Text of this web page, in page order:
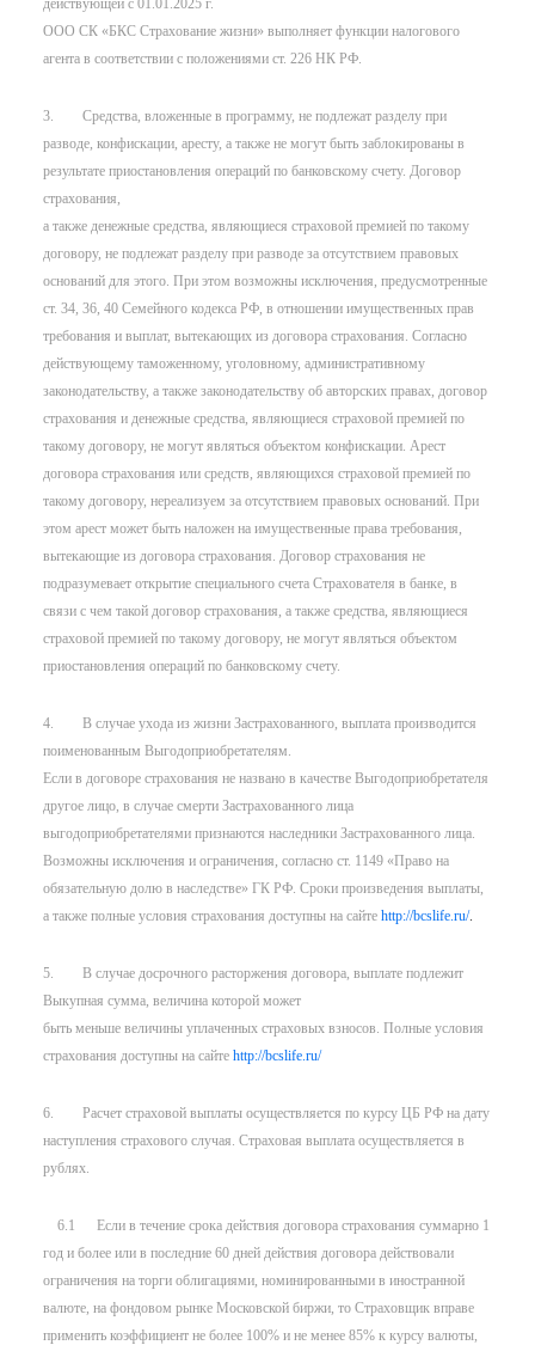
действующей с 01.01.2025 г.
ООО СК «БКС Страхование жизни» выполняет функции налогового
агента в соответствии с положениями ст. 226 НК РФ.
3. Средства, вложенные в программу, не подлежат разделу при
разводе, конфискации, аресту, а также не могут быть заблокированы в
результате приостановления операций по банковскому счету. Договор
страхования,
а также денежные средства, являющиеся страховой премией по такому
договору, не подлежат разделу при разводе за отсутствием правовых
оснований для этого. При этом возможны исключения, предусмотренные
ст. 34, 36, 40 Семейного кодекса РФ, в отношении имущественных прав
требования и выплат, вытекающих из договора страхования. Согласно
действующему таможенному, уголовному, административному
законодательству, а также законодательству об авторских правах, договор
страхования и денежные средства, являющиеся страховой премией по
такому договору, не могут являться объектом конфискации. Арест
договора страхования или средств, являющихся страховой премией по
такому договору, нереализуем за отсутствием правовых оснований. При
этом арест может быть наложен на имущественные права требования,
вытекающие из договора страхования. Договор страхования не
подразумевает открытие специального счета Страхователя в банке, в
связи с чем такой договор страхования, а также средства, являющиеся
страховой премией по такому договору, не могут являться объектом
приостановления операций по банковскому счету.
4. В случае ухода из жизни Застрахованного, выплата производится
поименованным Выгодоприобретателям.
Если в договоре страхования не названо в качестве Выгодоприобретателя
другое лицо, в случае смерти Застрахованного лица
выгодоприобретателями признаются наследники Застрахованного лица.
Возможны исключения и ограничения, согласно ст. 1149 «Право на
обязательную долю в наследстве» ГК РФ. Сроки произведения выплаты,
а также полные условия страхования доступны на сайте http://bcslife.ru/.
5. В случае досрочного расторжения договора, выплате подлежит
Выкупная сумма, величина которой может
быть меньше величины уплаченных страховых взносов. Полные условия
страхования доступны на сайте http://bcslife.ru/
6. Расчет страховой выплаты осуществляется по курсу ЦБ РФ на дату
наступления страхового случая. Страховая выплата осуществляется в
рублях.
6.1 Если в течение срока действия договора страхования суммарно 1
год и более или в последние 60 дней действия договора действовали
ограничения на торги облигациями, номинированными в иностранной
валюте, на фондовом рынке Московской биржи, то Страховщик вправе
применить коэффициент не более 100% и не менее 85% к курсу валюты,